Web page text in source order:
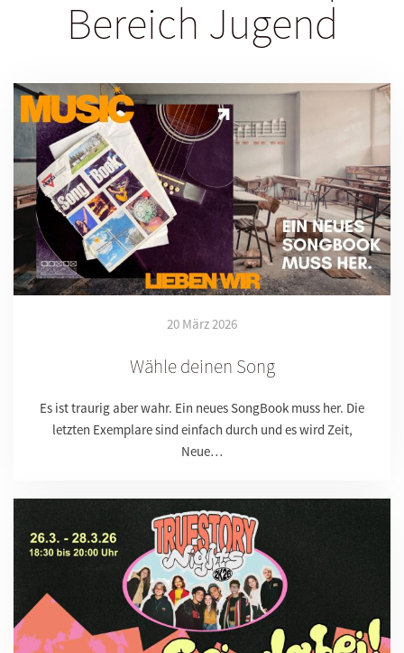
Bereich Jugend
20 März 2026
Wähle deinen Song
Es ist traurig aber wahr. Ein neues SongBook muss her. Die
letzten Exemplare sind einfach durch und es wird Zeit,
Neue…